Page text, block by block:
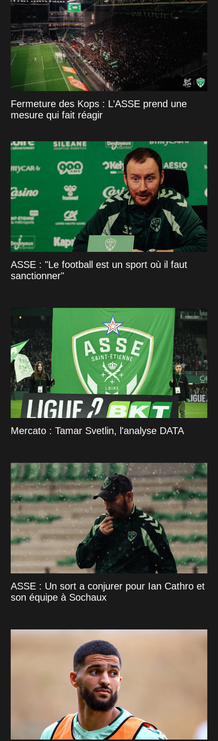
Fermeture des Kops : L’ASSE prend une
mesure qui fait réagir
ASSE : "Le football est un sport où il faut
sanctionner"
Mercato : Tamar Svetlin, l'analyse DATA
ASSE : Un sort a conjurer pour Ian Cathro et
son équipe à Sochaux